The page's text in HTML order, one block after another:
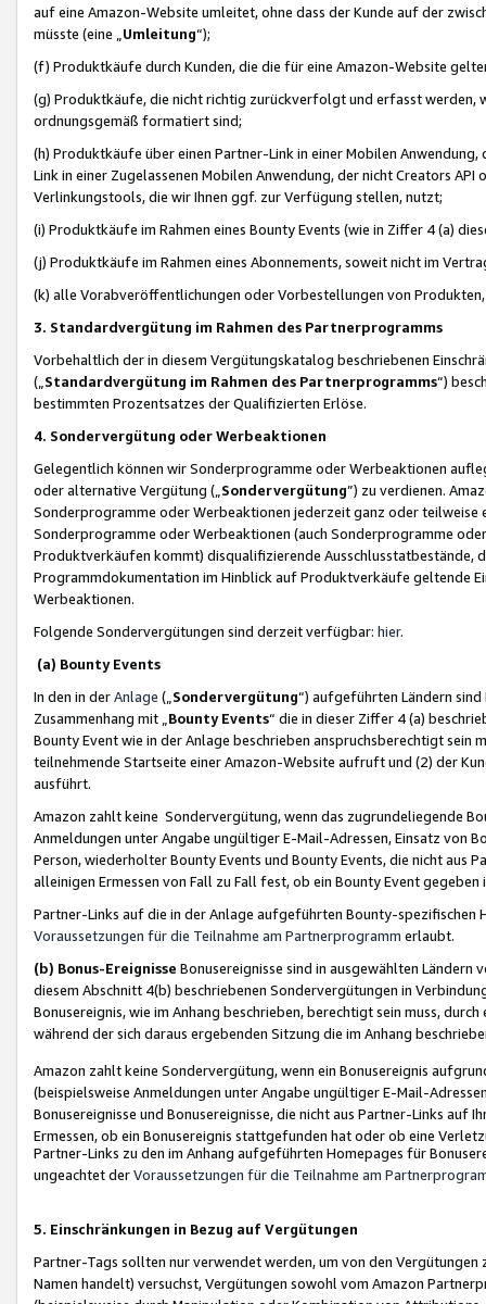
auf eine Amazon-Website umleitet, ohne dass der Kunde auf der
müsste (eine „ Umleitung“);
(f) Produktkäufe durch Kunden, die die für eine Amazon-Website
(g) Produktkäufe, die nicht richtig zurückverfolgt und erfasst werden,
ordnungsgemäß formatiert sind;
(h) Produktkäufe über einen Partner-Link in einer Mobilen
Link in einer Zugelassenen Mobilen Anwendung, der nicht Creators
Verlinkungstools, die wir Ihnen ggf. zur Verfügung stellen, nutzt;
(i) Produktkäufe im Rahmen eines Bounty Events (wie in Ziffer 4 (a)
(j) Produktkäufe im Rahmen eines Abonnements, soweit nicht im
(k) alle Vorabveröffentlichungen oder Vorbestellungen von
3. Standardvergütung im Rahmen des Partnerprogramms
Vorbehaltlich der in diesem Vergütungskatalog beschriebenen
(„ Standardvergütung im Rahmen des Partnerprogramms“)
bestimmten Prozentsatzes der Qualifizierten Erlöse.
4. Sondervergütung oder Werbeaktionen
Gelegentlich können wir Sonderprogramme oder Werbeaktionen
oder alternative Vergütung („ Sondervergütung”) zu verdienen.
Sonderprogramme oder Werbeaktionen jederzeit ganz oder
Sonderprogramme oder Werbeaktionen (auch Sonderprogramme
Produktverkäufen kommt) disqualifizierende Ausschlusstatbestände,
Programmdokumentation im Hinblick auf Produktverkäufe geltende
Werbeaktionen.
Folgende Sondervergütungen sind derzeit verfügbar: hier.
(a) Bounty Events
In den in derAnlage („ Sondervergütung“) aufgeführten Ländern
Zusammenhang mit „ Bounty Events“ die in dieser Ziffer 4 (a)
Bounty Event wie in der Anlage beschrieben anspruchsberechtigt sein
teilnehmende Startseite einer Amazon-Website aufruft und (2) der
ausführt.
Amazon zahlt keine Sondervergütung, wenn das zugrundeliegende
Anmeldungen unter Angabe ungültiger E-Mail-Adressen, Einsatz von
Person, wiederholter Bounty Events und Bounty Events, die nicht
alleinigen Ermessen von Fall zu Fall fest, ob ein Bounty Event
Partner-Links auf die in der Anlage aufgeführten Bounty-spezifischen
Voraussetzungen für die Teilnahme am Partnerprogramm erlaubt.
(b) Bonus-Ereignisse Bonusereignisse sind in ausgewählten Ländern
diesem Abschnitt 4(b) beschriebenen Sondervergütungen in
Bonusereignis, wie im Anhang beschrieben, berechtigt sein muss,
während der sich daraus ergebenden Sitzung die im Anhang
Amazon zahlt keine Sondervergütung, wenn ein Bonusereignis
(beispielsweise Anmeldungen unter Angabe ungültiger E-Mail-
Bonusereignisse und Bonusereignisse, die nicht aus Partner-Links auf
Ermessen, ob ein Bonusereignis stattgefunden hat oder ob eine
Partner-Links zu den im Anhang aufgeführten Homepages für
ungeachtet derVoraussetzungen für die Teilnahme am
5. Einschränkungen in Bezug auf Vergütungen
Partner-Tags sollten nur verwendet werden, um von den
Namen handelt) versuchst, Vergütungen sowohl vom Amazon